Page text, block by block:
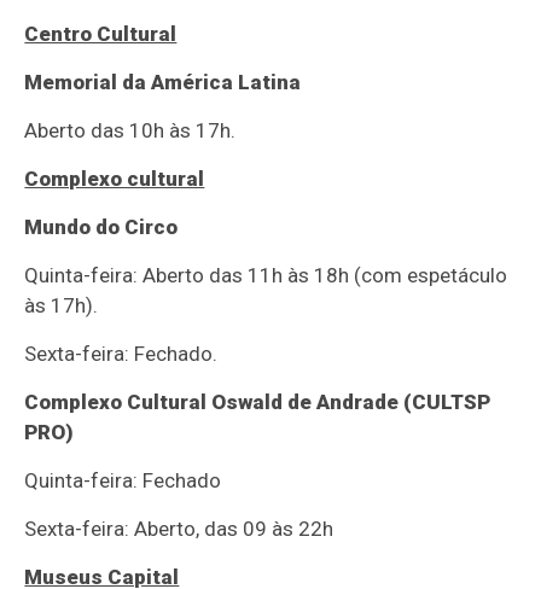
Centro Cultural
Memorial da América Latina
Aberto das 10h às 17h.
Complexo cultural
Mundo do Circo
Quinta-feira: Aberto das 11h às 18h (com espetáculo
às 17h).
Sexta-feira: Fechado.
Complexo Cultural Oswald de Andrade (CULTSP
PRO)
Quinta-feira: Fechado
Sexta-feira: Aberto, das 09 às 22h
Museus Capital